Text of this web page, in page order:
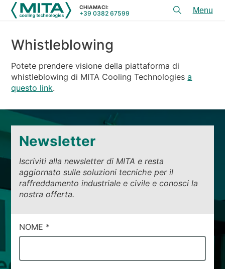
NEWS & EVENTI
SOSTENIBILITÀ
CHIAMACI:
+39 0382 67599
menu
PRODOTTI
APPLICAZIONI
SERVIZI E CONSULENZA
RISORSE
CONTATTI
CHIAMACI: +39 0382 67599
Whistleblowing
Whistleblowing
Potete prendere visione della piattaforma di
whistleblowing di MITA Cooling Technologiesa
questo link.
Newsletter
Iscriviti alla newsletter di MITA e resta
aggiornato sulle soluzioni tecniche per il
raffreddamento industriale e civile e conosci la
nostra offerta.
CAMPI
DI
NOME *